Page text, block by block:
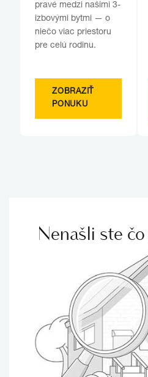
pravé medzi našimi 3-
izbovými bytmi — o
niečo viac priestoru
pre celú rodinu.
ZOBRAZIŤ
PONUKU
Nenašli ste